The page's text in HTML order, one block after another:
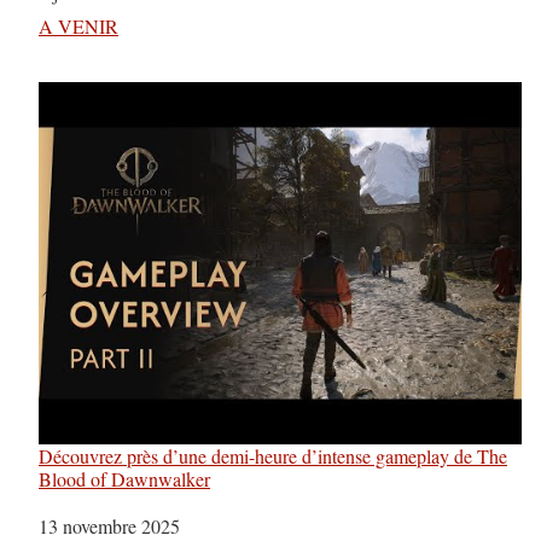
Par rapport à
A VENIR
Découvrez près d’une demi-heure d’intense gameplay de The
Blood of Dawnwalker
Date
13 novembre 2025